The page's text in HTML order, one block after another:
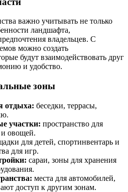
важно учитывать не только
ландшафта,
владельцев. С
можно создать
будут взаимодействовать друг
и удобство.
зоны
отдыха: беседки, террасы,
участки: пространство для
и овощей.
для детей, спортинвентарь и
для игр.
сараи, зоны для хранения
места для автомобилей,
доступ к другим зонам.